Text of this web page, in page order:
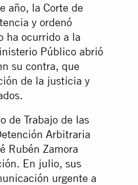
año, la Corte de
y ordenó
ha ocurrido a la
Público abrió
su contra, que
de la justicia y
de Trabajo de las
Arbitraria
Rubén Zamora
En julio, sus
urgente a